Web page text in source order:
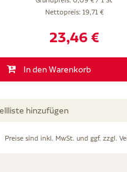
Nettopreis: 19,71 €
23,46 €
In den Warenkorb
hinzufügen
Preise sind inkl. MwSt. und ggf. zzgl.